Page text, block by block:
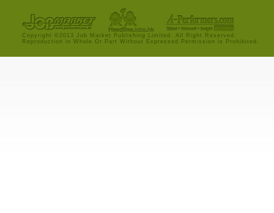
Copyright ©2013 Job Market Publishing Limited. All Right Reserved.
Reproduction in Whole Or Part Without Expressed Permission is Prohibited.